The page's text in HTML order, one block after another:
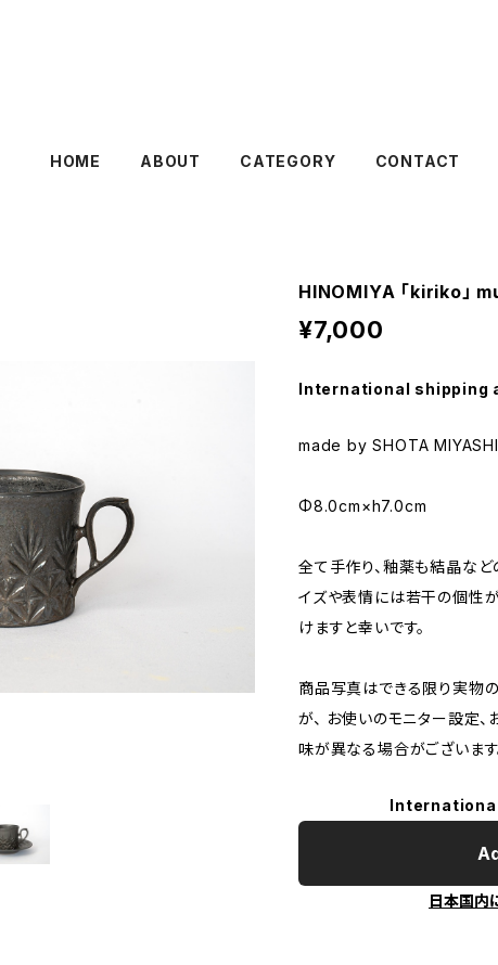
HOME ABOUT CATEGORY CONTACT
HINOMIYA ｢kiriko」
¥7,000
International shipping
made by SHOTA
Φ8.0cm×h7.0cm
全て手作り、釉薬も結晶など
イズや表情には若干の個性
けますと幸いです。
商品写真はできる限り実物
が、 お使いのモニター設定
味が異なる場合がございます
日本国内